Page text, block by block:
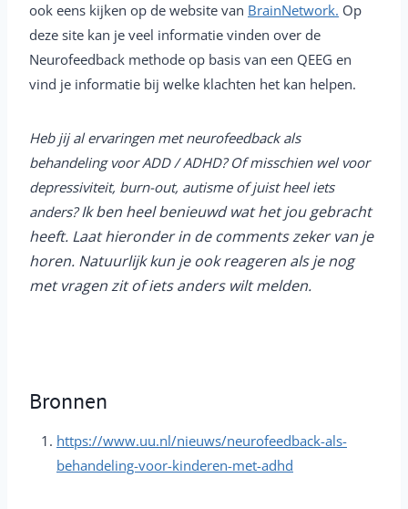
ook eens kijken op de website van BrainNetwork. Op
deze site kan je veel informatie vinden over de
Neurofeedback methode op basis van een QEEG en
vind je informatie bij welke klachten het kan helpen.
Heb jij al ervaringen met neurofeedback als
behandeling voor ADD / ADHD? Of misschien wel voor
depressiviteit, burn-out, autisme of juist heel iets
anders?Ik ben heel benieuwd wat het jou gebracht
heeft. Laat hieronder in de comments zeker van je
horen. Natuurlijk kun je ook reageren als je nog
met vragen zit of iets anders wilt melden.
Bronnen
https://www.uu.nl/nieuws/neurofeedback-als-
behandeling-voor-kinderen-met-adhd